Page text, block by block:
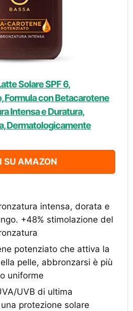
Solare SPF 6,
Formula con Betacarotene
Intensa e Duratura,
Dermatologicamente
SU AMAZON
intensa, dorata e
+48% stimolazione del
potenziato che attiva la
pelle, abbronzarsi è più
uniforme
UVB di ultima
protezione solare